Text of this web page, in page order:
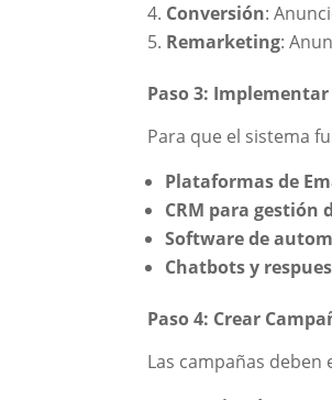
Conversión:
Remarketing:
Paso 3:
Para que el sistema
Plataformas de
CRM para gestión
Software de
Chatbots y
Paso 4: Crear
Las campañas